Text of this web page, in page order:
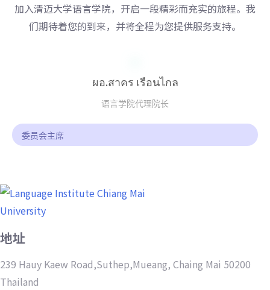
加入清迈大学语言学院，开启一段精彩而充实的旅程。我
们期待着您的到来，并将全程为您提供服务支持。
ผอ.สาคร เรือนไกล
语言学院代理院长
委员会主席
地址
239 Hauy Kaew Road,Suthep,Mueang, Chaing Mai 50200
Thailand